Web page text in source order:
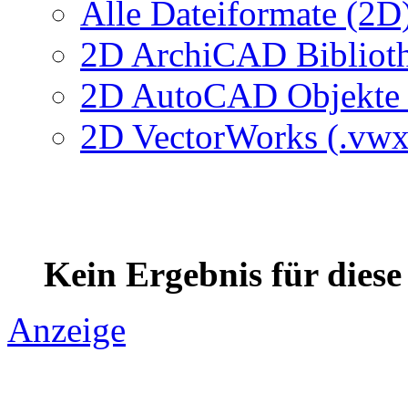
Alle Dateiformate
2D ArchiCAD
2D AutoCAD
2D VectorWorks
Kein Ergebnis für
Anzeige